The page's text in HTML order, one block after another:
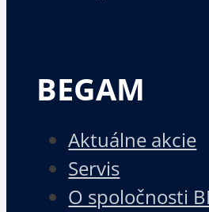
BEGAM
Aktuálne akcie
Servis
O spoločnosti